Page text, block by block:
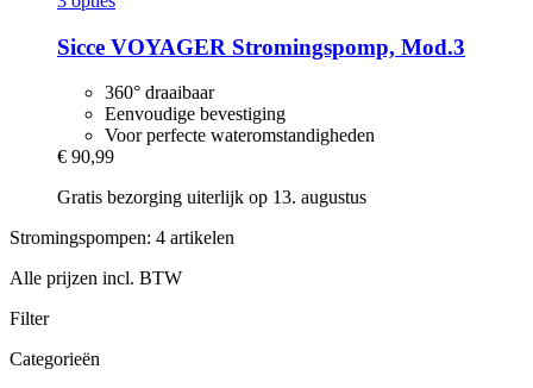
Sicce VOYAGER Stromingspomp, Mod.3
360° draaibaar
Eenvoudige bevestiging
Voor perfecte wateromstandigheden
€ 90,99
Gratis bezorging uiterlijk op 13. augustus
Stromingspompen: 4 artikelen
Alle prijzen incl. BTW
Filter
Categorieën